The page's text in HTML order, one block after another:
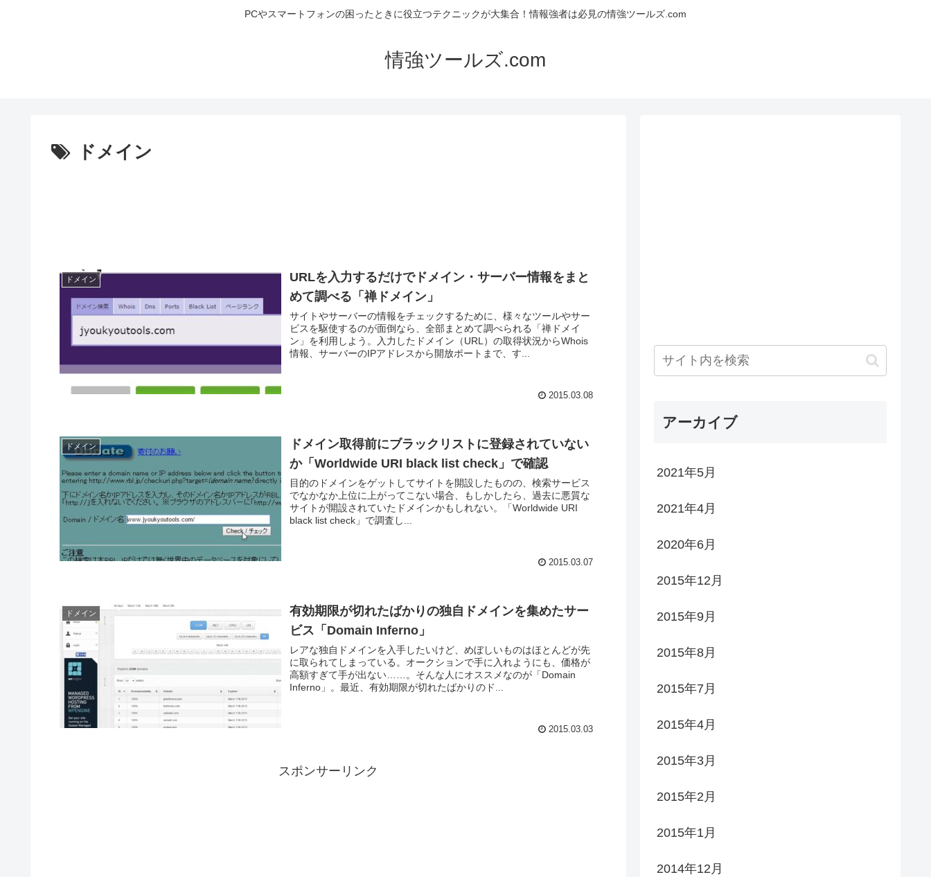
PCやスマートフォンの困ったときに役立つテクニックが大集合！情報強者は必見の情強ツールズ.com
情強ツールズ.com
ドメイン
ドメイン
URLを入力するだけでドメイン・サーバー情報をまと
めて調べる「禅ドメイン」
サイトやサーバーの情報をチェックするために、様々なツールやサー
ビスを駆使するのが面倒なら、全部まとめて調べられる「禅ドメイ
ン」を利用しよう。入力したドメイン（URL）の取得状況からWhois
情報、サーバーのIPアドレスから開放ポートまで、す...
2015.03.08
ドメイン
ドメイン取得前にブラックリストに登録されていない
か「Worldwide URI black list check」で確認
目的のドメインをゲットしてサイトを開設したものの、検索サービス
でなかなか上位に上がってこない場合、もしかしたら、過去に悪質な
サイトが開設されていたドメインかもしれない。「Worldwide URI
black list check」で調査し...
2015.03.07
ドメイン
有効期限が切れたばかりの独自ドメインを集めたサー
ビス「Domain Inferno」
レアな独自ドメインを入手したいけど、めぼしいものはほとんどが先
に取られてしまっている。オークションで手に入れようにも、価格が
高額すぎて手が出ない……。そんな人にオススメなのが「Domain
Inferno」。最近、有効期限が切れたばかりのド...
2015.03.03
スポンサーリンク
アーカイブ
2021年5月
2021年4月
2020年6月
2015年12月
2015年9月
2015年8月
2015年7月
2015年4月
2015年3月
2015年2月
2015年1月
2014年12月